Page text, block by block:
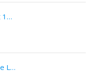
Crédit Mutuel Château-Renault 12 Place Jean Jaurès
Crédit Mutuel Loches 19 Rue de La République